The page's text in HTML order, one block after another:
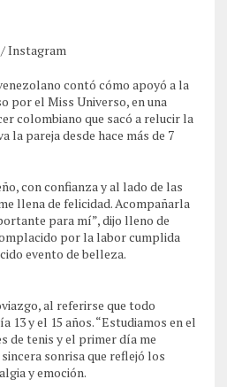
Instagram
contó cómo apoyó a la
por el Miss Universo, en una
colombiano que sacó a relucir la
la pareja desde hace más de 7
con confianza y al lado de las
llena de felicidad. Acompañarla
para mí”, dijo lleno de
por la labor cumplida
evento de belleza.
al referirse que todo
13 y el 15 años. “Estudiamos en el
de tenis y el primer día me
sonrisa que reflejó los
y emoción.